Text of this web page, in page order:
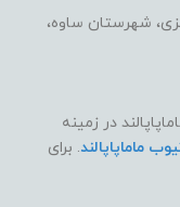
شهرستان ساوه،
در زمینه
ماماپاپالند. برای